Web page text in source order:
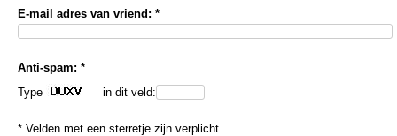
E-mail adres van vriend: *
Anti-spam: *
Type
in dit veld:
* Velden met een sterretje zijn verplicht